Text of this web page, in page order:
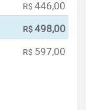
R$ 446,00
R$498,00
R$ 597,00